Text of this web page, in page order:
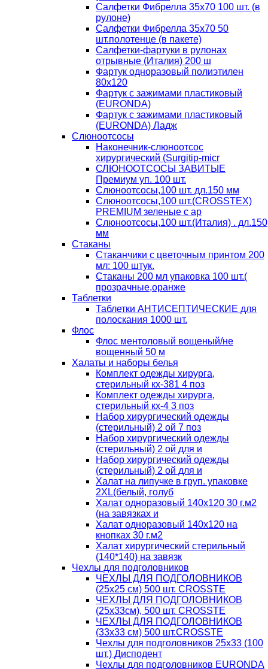
Салфетки Фибрелла 35х70 100 шт. (в
рулоне)
Салфетки Фибрелла 35х70 50
шт.полотенце (в пакете)
Салфетки-фартуки в рулонах
отрывные (Италия) 200 ш
Фартук одноразовый полиэтилен
80х120
Фартук с зажимами пластиковый
(EURONDA)
Фартук с зажимами пластиковый
(EURONDA) Ладж
Слюноотсосы
Наконечник-слюноотсос
хирургический (Surgitip-micr
СЛЮНООТСОСЫ ЗАВИТЫЕ
Премиум уп. 100 шт.
Слюноотсосы,100 шт. дл.150 мм
Слюноотсосы,100 шт.(CROSSTEX)
PREMIUM зеленые с ар
Слюноотсосы,100 шт.(Италия) . дл.150
мм
Стаканы
Стаканчики с цветочным принтом 200
мл: 100 штук.
Стаканы 200 мл упаковка 100 шт.(
прозрачные,оранже
Таблетки
Таблетки АНТИСЕПТИЧЕСКИЕ для
полоскания 1000 шт.
Флос
Флос ментоловый вощеный/не
вощенный 50 м
Халаты и наборы белья
Комплект одежды хирурга,
стерильный кх-381 4 поз
Комплект одежды хирурга,
стерильный кх-4 3 поз
Набор хирургический одежды
(стерильный) 2 ой 7 поз
Набор хирургический одежды
(стерильный) 2 ой для и
Набор хирургический одежды
(стерильный) 2 ой для и
Халат на липучке в груп. упаковке
2XL(белый, голуб
Халат одноразовый 140х120 30 г.м2
(на завязках и
Халат одноразовый 140х120 на
кнопках 30 г.м2
Халат хирургический стерильный
(140*140) на завязк
Чехлы для подголовников
ЧЕХЛЫ ДЛЯ ПОДГОЛОВНИКОВ
(25х25 см) 500 шт. CROSSTE
ЧЕХЛЫ ДЛЯ ПОДГОЛОВНИКОВ
(25х33см), 500 шт. CROSSTE
ЧЕХЛЫ ДЛЯ ПОДГОЛОВНИКОВ
(33х33 см) 500 шт.CROSSTE
Чехлы для подголовников 25х33 (100
шт.) Дисподент
Чехлы для подголовников EURONDA